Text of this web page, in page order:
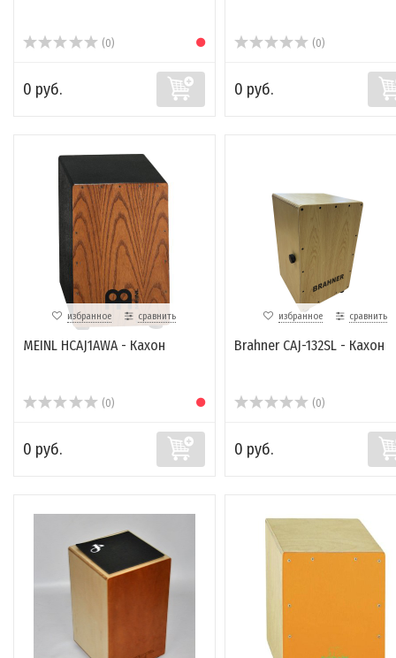
(0)
0 руб.
(0)
0 руб.
избранное сравнить
MEINL HCAJ1AWA - Кахон
(0)
0 руб.
избранное сравнить
Brahner CAJ-132SL - Кахон
(0)
0 руб.